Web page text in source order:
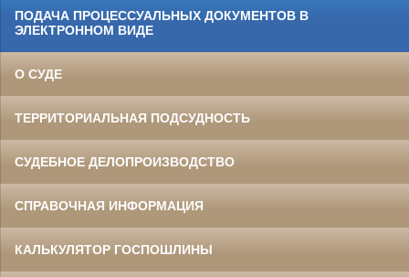
ПОДАЧА ПРОЦЕССУАЛЬНЫХ ДОКУМЕНТОВ В
ЭЛЕКТРОННОМ ВИДЕ
О СУДЕ
ТЕРРИТОРИАЛЬНАЯ ПОДСУДНОСТЬ
СУДЕБНОЕ ДЕЛОПРОИЗВОДСТВО
СПРАВОЧНАЯ ИНФОРМАЦИЯ
КАЛЬКУЛЯТОР ГОСПОШЛИНЫ